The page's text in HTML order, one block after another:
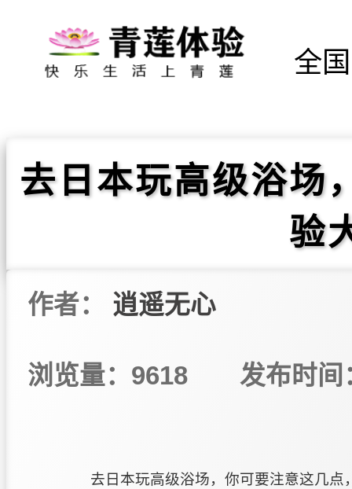
全国
去日本玩高级浴场
验
作者： 逍遥无心
浏览量：9618 发布时间
去日本玩高级浴场，你可要注意这几点